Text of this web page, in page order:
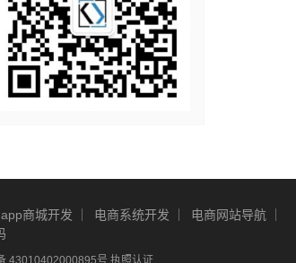
app商城开发 电商系统开发
电商网站导航
43010402000895号 执照认证